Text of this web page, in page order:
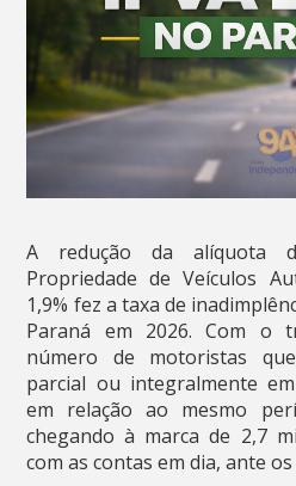
A redução da alíquota
Propriedade de Veículos
1,9% fez a taxa de
Paraná em 2026. Com o
número de motoristas
parcial ou integralmente
em relação ao mesmo
chegando à marca de 2,7
com as contas em dia, ante